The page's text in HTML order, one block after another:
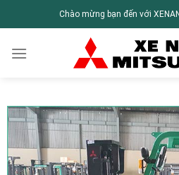
Chào mừng bạn đến với